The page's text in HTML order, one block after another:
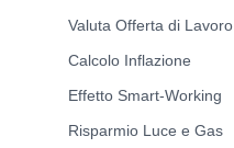
Valuta Offerta di Lavoro
Calcolo Inflazione
Effetto Smart-Working
Risparmio Luce e Gas